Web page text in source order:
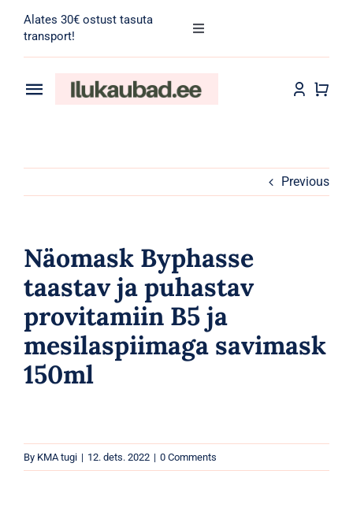
content
Alates 30€ ostust tasuta
transport!
Toggle
for:
Toggle
Meik
Tarvikud
Parfüümid
Eripakkumised
Previous
Näomask Byphasse
taastav ja puhastav
provitamiin B5 ja
mesilaspiimaga savimask
150ml
By KMA tugi | 12. dets. 2022 | 0 Comments